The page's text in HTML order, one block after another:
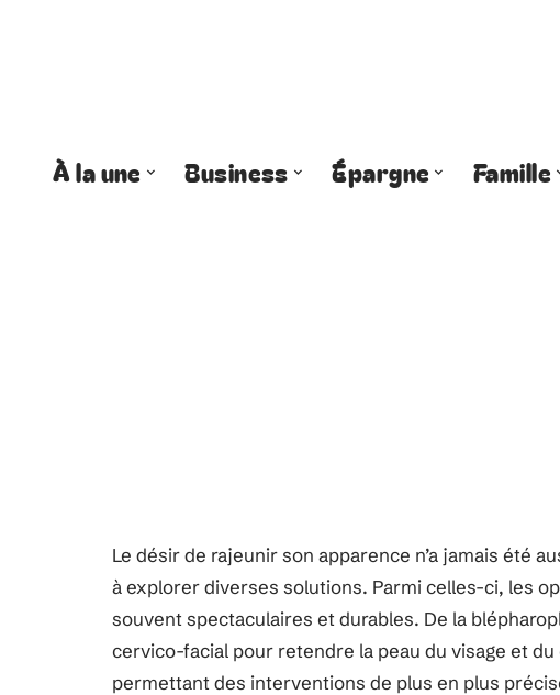
À la une Business Épargne Famille
Le désir de rajeunir son apparence n’a jamais été
à explorer diverses solutions. Parmi celles-ci, les
souvent spectaculaires et durables. De la
cervico-facial pour retendre la peau du visage et
permettant des interventions de plus en plus